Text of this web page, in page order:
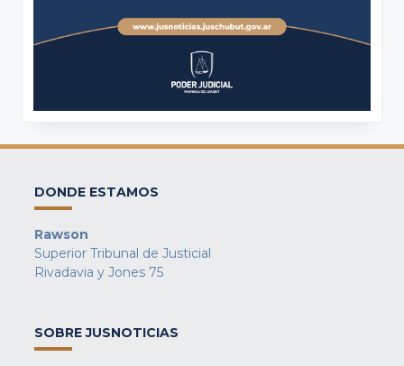
DONDE ESTAMOS
Rawson
Superior Tribunal de Justicial
Rivadavia y Jones 75
SOBRE JUSNOTICIAS